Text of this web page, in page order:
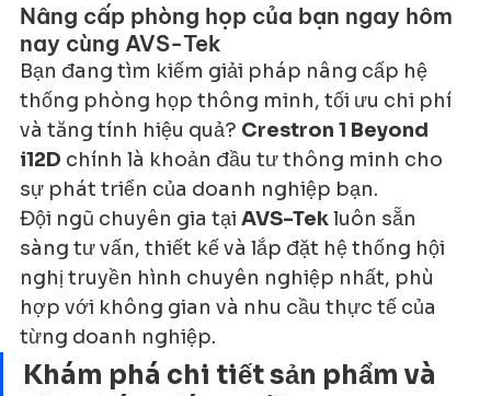
Nâng cấp phòng họp của bạn ngay hôm
nay cùng AVS-Tek
Bạn đang tìm kiếm giải pháp nâng cấp hệ
thống phòng họp thông minh, tối ưu chi phí
và tăng tính hiệu quả? Crestron 1 Beyond
i12D chính là khoản đầu tư thông minh cho
sự phát triển của doanh nghiệp bạn.
Đội ngũ chuyên gia tại AVS-Tek luôn sẵn
sàng tư vấn, thiết kế và lắp đặt hệ thống hội
nghị truyền hình chuyên nghiệp nhất, phù
hợp với không gian và nhu cầu thực tế của
từng doanh nghiệp.
Khám phá chi tiết sản phẩm và